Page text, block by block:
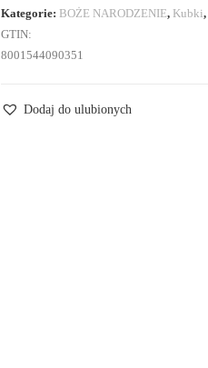
Kategorie: BOŻE NARODZENIE, Kubki,
GTIN:
8001544090351
Dodaj do ulubionych